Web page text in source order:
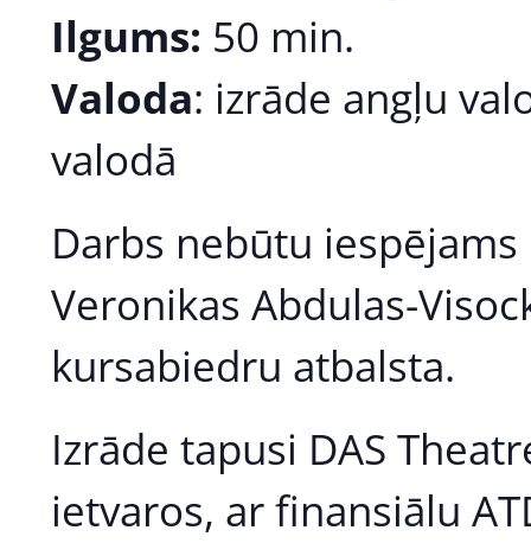
Ilgums: 50 min.
Valoda: izrāde angļu
valodā
Darbs nebūtu
Veronikas Abdulas-
kursabiedru atbalsta.
Izrāde tapusi DAS
ietvaros, ar finansiālu